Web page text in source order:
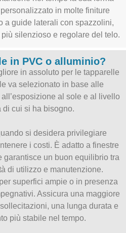
in molte finiture
a guide laterali con spazzolini,
silenzioso e regolare del telo.
in PVC o alluminio?
in assoluto per le tapparelle
va selezionato in base alle
al sole e al livello
di cui si ha bisogno.
si desidera privilegiare
i costi. È adatto a finestre
garantisce un buon equilibrio tra
di utilizzo e manutenzione.
superfici ampie o in presenza
Assicura una maggiore
una lunga durata e
più stabile nel tempo.